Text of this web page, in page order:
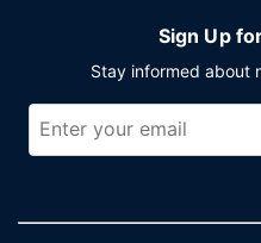
Sign Up
Stay informed about